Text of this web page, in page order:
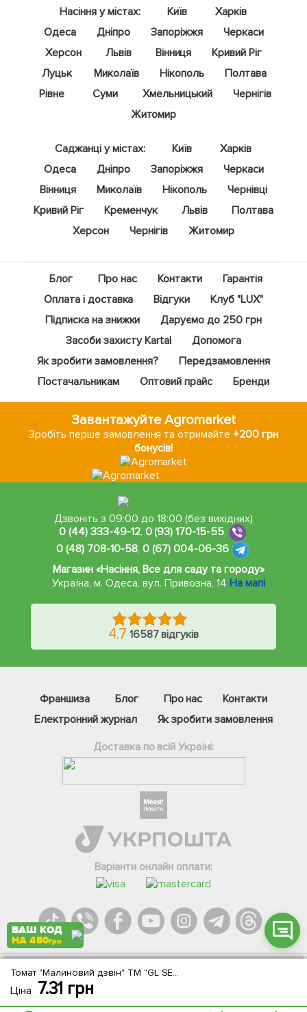
Насіння у містах:
Київ
Харків
Одеса
Дніпро Запоріжжя
Черкаси
Херсон
Львів Вінниця
Кривий Ріг
Луцьк
Миколаїв Нікополь
Полтава
Рівне
Суми Хмельницький
Чернігів
Житомир
Саджанці у містах: Київ
Харків
Одеса
Дніпро Запоріжжя
Черкаси
Вінниця
Миколаїв Нікополь
Чернівці
Кривий Ріг
Кременчук Львів
Полтава
Херсон
Чернігів Житомир
Блог Про нас Контакти
Гарантія
Оплата і доставка
Відгуки
Клуб "LUX"
Підписка на знижки
Даруємо до 250 грн
Засоби захисту Kartal
Допомога
Як зробити замовлення?
Передзамовлення
Постачальникам
Оптовий прайс Бренди
Томат "Малиновий дзвін" ТМ "GL SEEDS" 0.2г
Ціна 7.31 грн
Завантажуйте Agromarket
Зробіть перше замовлення та отримайте+200 грн
бонусів!
Дзвоніть з 09:00 до 18:00 (без вихідних)
0 (44) 333-49-12, 0 (93) 170-15-55,
0 (48) 708-10-58, 0 (67) 004-06-36
Магазин «Насіння, Все для саду та городу»
Україна, м. Одеса,вул. Привозна, 14 На мапі
4.7 16587 відгуків
Франшиза Блог Про нас
Контакти
Електронний журнал
Як зробити замовлення
Доставка по всій Україні:
Варіанти онлайн оплати:
Agromarket.Copyright © 2013-2026. Всі права захищені
Інстаграм
Онлайн чат
ВАШ КОД
НА 450грн